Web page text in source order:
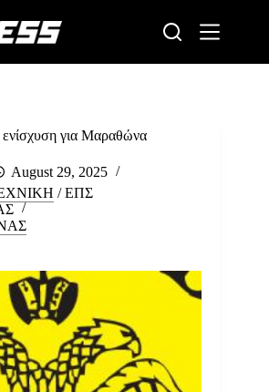
ενίσχυση για Μαραθώνα
August 29, 2025
/ΕΠΣ